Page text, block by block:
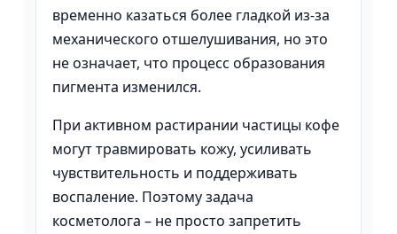
временно казаться более гладкой из-за
механического отшелушивания, но это
не означает, что процесс образования
пигмента изменился.
При активном растирании частицы кофе
могут травмировать кожу, усиливать
чувствительность и поддерживать
воспаление. Поэтому задача
косметолога – не просто запретить